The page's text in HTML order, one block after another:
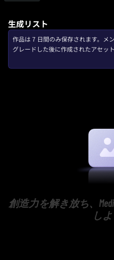
生成リスト
作品は 7 日間のみ保存されます。メ
グレードした後に作成されたアセッ
創造力を解き放ち、
し